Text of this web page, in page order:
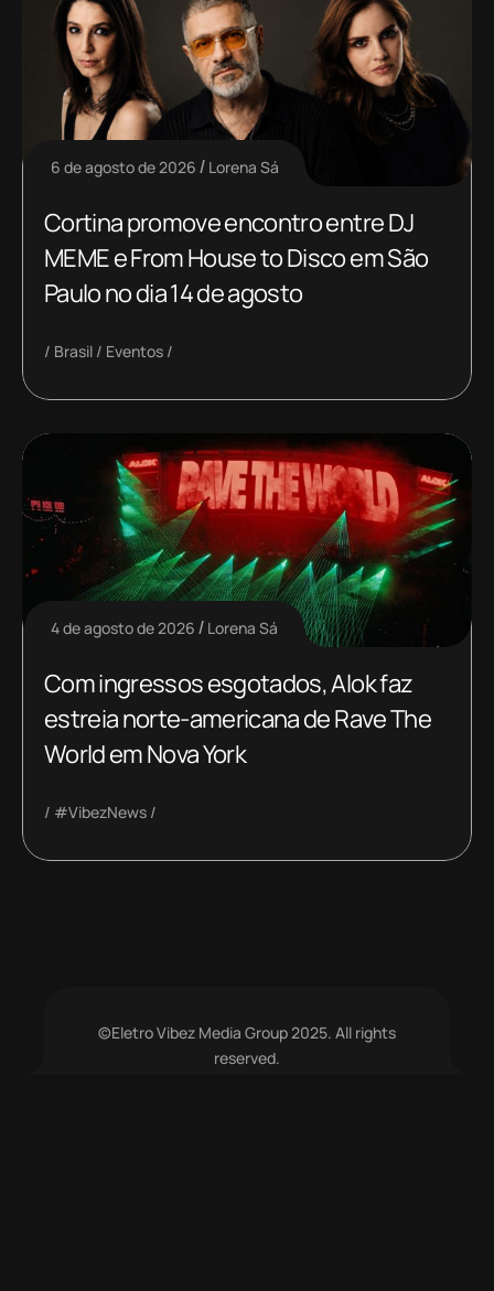
6 de agosto de 2026 Lorena Sá
Cortina promove encontro entre DJ
MEME e From House to Disco em São
Paulo no dia 14 de agosto
Brasil Eventos
4 de agosto de 2026 Lorena Sá
Com ingressos esgotados, Alok faz
estreia norte-americana de Rave The
World em Nova York
#VibezNews
©Eletro Vibez Media Group 2025. All rights
reserved.